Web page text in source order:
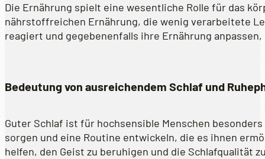
Die Ernährung spielt eine wesentliche Rolle für das
nährstoffreichen Ernährung, die wenig verarbeitete
reagiert und gegebenenfalls ihre Ernährung
Bedeutung von ausreichendem Schlaf und
Guter Schlaf ist für hochsensible Menschen
sorgen und eine Routine entwickeln, die es ihnen
helfen, den Geist zu beruhigen und die Schlafqualität